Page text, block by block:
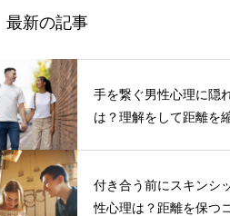
最新の記事
手を繋ぐ男性心理に隠
は？理解をして距離を
付き合う前にスキンシ
性心理は？距離を保つ